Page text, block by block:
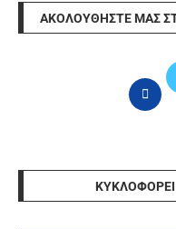
ΑΚΟΛΟΥΘΉΣΤΕ ΜΑΣ